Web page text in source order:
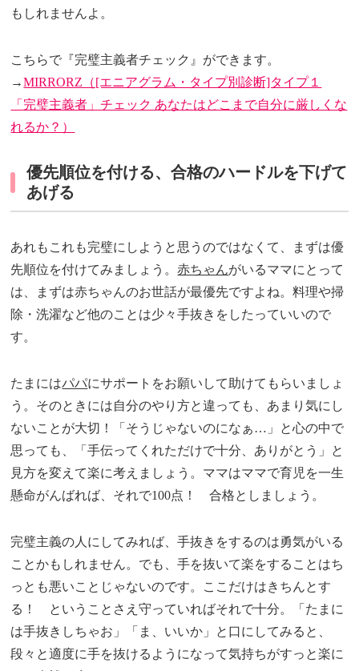
もしれませんよ。
こちらで『完璧主義者チェック』ができます。
→MIRRORZ（[エニアグラム・タイプ別診断]タイプ１
「完璧主義者」チェック あなたはどこまで自分に厳しくな
れるか？）
優先順位を付ける、合格のハードルを下げて
あげる
あれもこれも完璧にしようと思うのではなくて、まずは優
先順位を付けてみましょう。赤ちゃんがいるママにとって
は、まずは赤ちゃんのお世話が最優先ですよね。料理や掃
除・洗濯など他のことは少々手抜きをしたっていいので
す。
たまにはパパにサポートをお願いして助けてもらいましょ
う。そのときには自分のやり方と違っても、あまり気にし
ないことが大切！「そうじゃないのになぁ…」と心の中で
思っても、「手伝ってくれただけで十分、ありがとう」と
見方を変えて楽に考えましょう。ママはママで育児を一生
懸命がんばれば、それで100点！ 合格としましょう。
完璧主義の人にしてみれば、手抜きをするのは勇気がいる
ことかもしれません。でも、手を抜いて楽をすることはち
っとも悪いことじゃないのです。ここだけはきちんとす
る！ ということさえ守っていればそれで十分。「たまに
は手抜きしちゃお」「ま、いいか」と口にしてみると、
段々と適度に手を抜けるようになって気持ちがすっと楽に